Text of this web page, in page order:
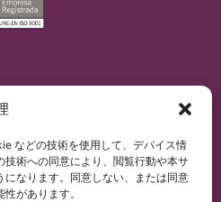
などの技術を使用して、デバイス情
術への同意により、閲覧行動や本サ
なります。同意しない、または同意
があります。
ものです。